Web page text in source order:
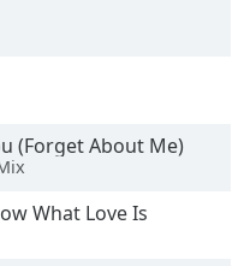
(Forget About Me)
What Love Is